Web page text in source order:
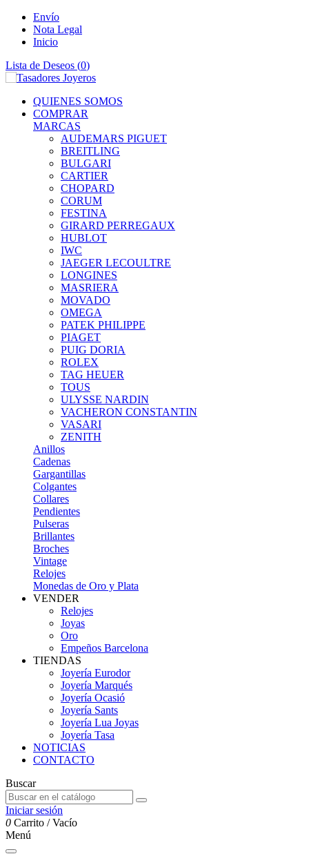
Envío
Nota Legal
Inicio
Lista de Deseos (0)
QUIENES SOMOS
COMPRAR
MARCAS
AUDEMARS PIGUET
BREITLING
BULGARI
CARTIER
CHOPARD
CORUM
FESTINA
GIRARD PERREGAUX
HUBLOT
IWC
JAEGER LECOULTRE
LONGINES
MASRIERA
MOVADO
OMEGA
PATEK PHILIPPE
PIAGET
PUIG DORIA
ROLEX
TAG HEUER
TOUS
ULYSSE NARDIN
VACHERON CONSTANTIN
VASARI
ZENITH
Anillos
Cadenas
Gargantillas
Colgantes
Collares
Pendientes
Pulseras
Brillantes
Broches
Vintage
Relojes
Monedas de Oro y Plata
VENDER
Relojes
Joyas
Oro
Empeños Barcelona
TIENDAS
Joyería Eurodor
Joyería Marqués
Joyería Ocasió
Joyería Sants
Joyería Lua Joyas
Joyería Tasa
NOTICIAS
CONTACTO
Buscar
Iniciar sesión
0 Carrito /Vacío
Menú